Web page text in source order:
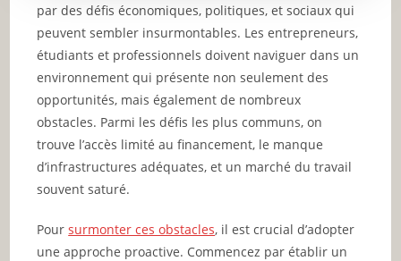
par des défis économiques, politiques, et sociaux qui
peuvent sembler insurmontables. Les entrepreneurs,
étudiants et professionnels doivent naviguer dans un
environnement qui présente non seulement des
opportunités, mais également de nombreux
obstacles. Parmi les défis les plus communs, on
trouve l’accès limité au financement, le manque
d’infrastructures adéquates, et un marché du travail
souvent saturé.
Poursurmonter ces obstacles, il est crucial d’adopter
une approche proactive. Commencez par établir un